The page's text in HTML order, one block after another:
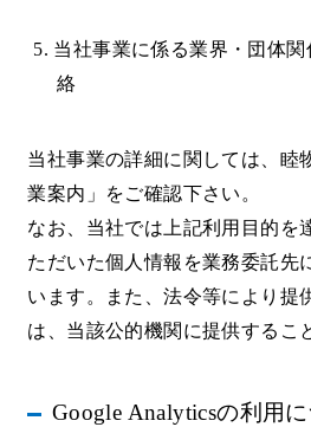
5. 当社事業に係る業界・団体
絡
当社事業の詳細に関しては、睦
業案内」をご確認下さい。
なお、当社では上記利用目的を
ただいた個人情報を業務委託先
います。また、法令等により提
は、当該公的機関に提供するこ
Google Analyticsの利用